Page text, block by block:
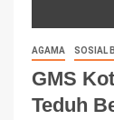
AGAMA SOSIAL
GMS
Teduh